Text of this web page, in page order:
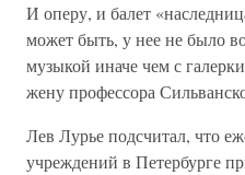
И оперу, и балет
может быть, у нее не было
музыкой иначе чем с
жену профессора
Лев Лурье подсчитал, что
учреждений в Петербурге